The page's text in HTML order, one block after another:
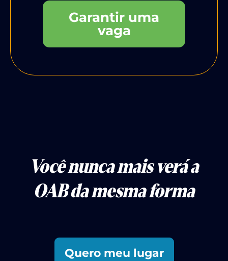
Garantir uma
vaga
Você nunca mais verá a
OAB da mesma forma
Quero meu lugar